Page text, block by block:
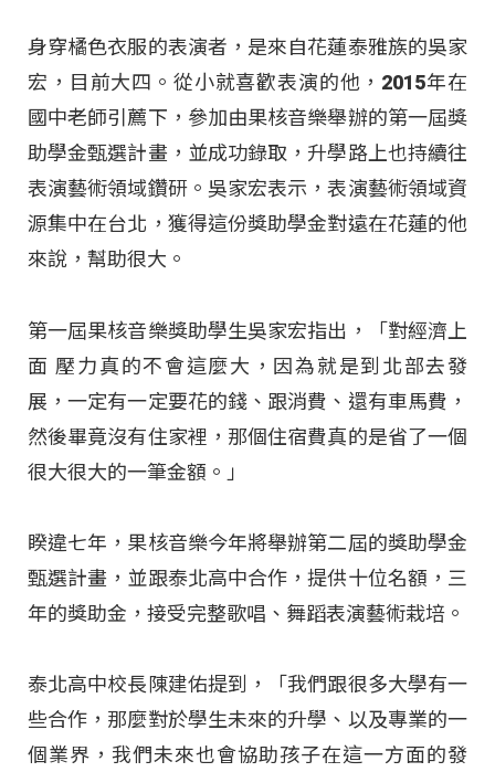
身穿橘色衣服的表演者，是來自花蓮泰雅族的吳家
宏，目前大四。從小就喜歡表演的他，2015年在
國中老師引薦下，參加由果核音樂舉辦的第一屆獎
助學金甄選計畫，並成功錄取，升學路上也持續往
表演藝術領域鑽研。吳家宏表示，表演藝術領域資
源集中在台北，獲得這份獎助學金對遠在花蓮的他
來說，幫助很大。
第一屆果核音樂獎助學生吳家宏指出，「對經濟上
面 壓力真的不會這麼大，因為就是到北部去發
展，一定有一定要花的錢、跟消費、還有車馬費，
然後畢竟沒有住家裡，那個住宿費真的是省了一個
很大很大的一筆金額。」
睽違七年，果核音樂今年將舉辦第二屆的獎助學金
甄選計畫，並跟泰北高中合作，提供十位名額，三
年的獎助金，接受完整歌唱、舞蹈表演藝術栽培。
泰北高中校長陳建佑提到，「我們跟很多大學有一
些合作，那麼對於學生未來的升學、以及專業的一
個業界，我們未來也會協助孩子在這一方面的發